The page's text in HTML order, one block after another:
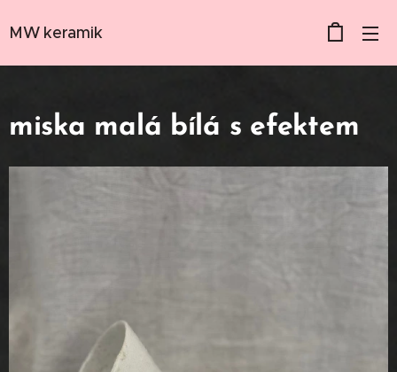
MW keramik
miska malá bílá s efektem